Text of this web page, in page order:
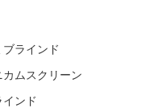
ブラインド
カムスクリーン
ンド